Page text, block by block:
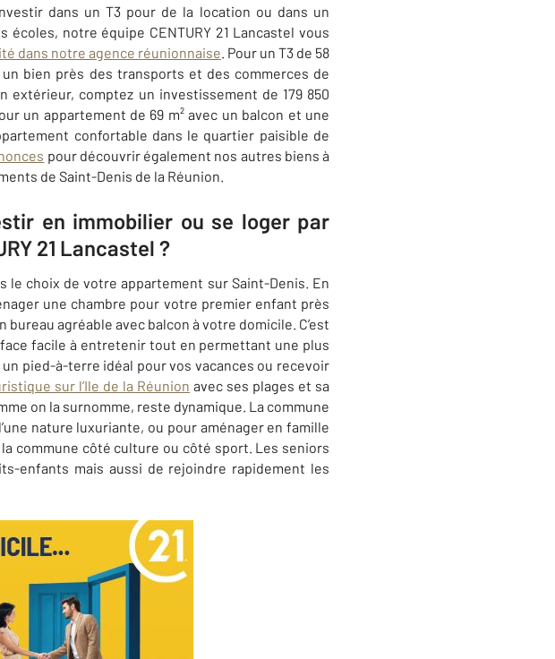
dans un T3 pour de la location ou dans un
écoles, notre équipe CENTURY 21 Lancastel vous
dans notre agence réunionnaise. Pour un T3 de 58
bien près des transports et des commerces de
extérieur, comptez un investissement de 179 850
un appartement de 69 m² avec un balcon et une
confortable dans le quartier paisible de
pour découvrir également nos autres biens à
de Saint-Denis de la Réunion.
en immobilier ou se loger par
21 Lancastel ?
le choix de votre appartement sur Saint-Denis. En
une chambre pour votre premier enfant près
agréable avec balcon à votre domicile. C’est
facile à entretenir tout en permettant une plus
pied-à-terre idéal pour vos vacances ou recevoir
sur l’Ile de la Réunion avec ses plages et sa
on la surnomme, reste dynamique. La commune
nature luxuriante, ou pour aménager en famille
commune côté culture ou côté sport. Les seniors
enfants mais aussi de rejoindre rapidement les